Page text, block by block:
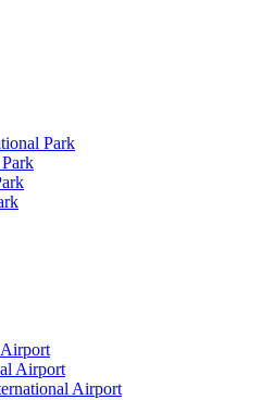
Park
Airport
Airport